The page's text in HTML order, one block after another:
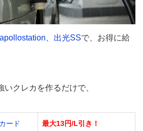
、出光SSで、お得に給
いクレカを作るだけで、
ード 最大13円/L引き！